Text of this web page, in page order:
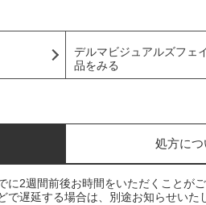
デルマビジュアルズフェ
品をみる
処方につ
に2週間前後お時間をいただくことが
で遅延する場合は、別途お知らせい